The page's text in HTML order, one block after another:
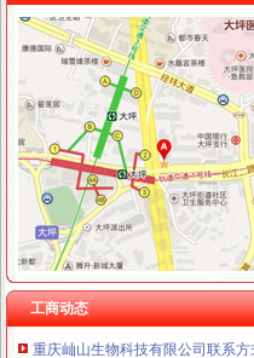
工商动态
双凤桥代办营业执照
【重庆公司变更公司注销哪家好】-
双凤铜镜图片|双凤铜镜样板图|双
大厦股份（）2009年年度报告
渝北区兴隆镇龙平等（2）个村土
一封广州城中村拆迁的暴通告_媒
重庆市存启财务咨询有限公司_工
重庆顶呱呱代理记账能解决什么问
广东天图物流股份有限公司法律
重庆屾山生物科技有限公司联系
吴贺彬_【电话地址_招聘信息_注